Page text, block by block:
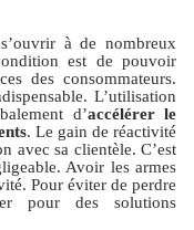
à de nombreux
est de pouvoir
des consommateurs.
L’utilisation
d’accélérer le
. Le gain de réactivité
avec sa clientèle. C’est
Avoir les armes
Pour éviter de perdre
pour des solutions